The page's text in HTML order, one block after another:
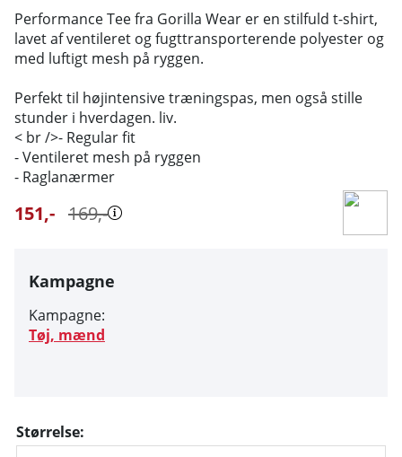
Performance Tee fra Gorilla Wear er en stilfuld t-shirt,
lavet af ventileret og fugttransporterende polyester og
med luftigt mesh på ryggen.
Perfekt til højintensive træningspas, men også stille
stunder i hverdagen. liv.
< br />- Regular fit
- Ventileret mesh på ryggen
- Raglanærmer
169,-
151,-
Kampagne
Kampagne:
Tøj, mænd
Størrelse: